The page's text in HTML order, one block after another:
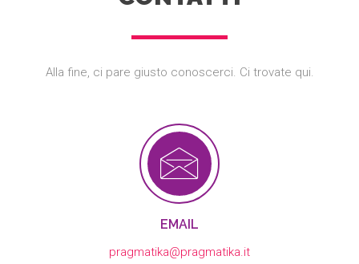
Alla fine, ci pare giusto conoscerci. Ci trovate qui.
EMAIL
pragmatika@pragmatika.it